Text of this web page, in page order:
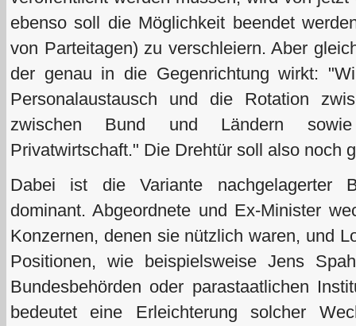
ebenso soll die Möglichkeit beendet
von Parteitagen) zu verschleiern. Aber
der genau in die Gegenrichtung wirkt:
Personalaustausch und die Rotation
zwischen Bund und Ländern
Privatwirtschaft." Die Drehtür soll also noch
Dabei ist die Variante nachgelagerter
dominant. Abgeordnete und Ex-Minister
Konzernen, denen sie nützlich waren, und
Positionen, wie beispielsweise Jens
Bundesbehörden oder parastaatlichen
bedeutet eine Erleichterung solcher